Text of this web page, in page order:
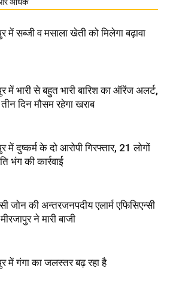
में सब्जी व मसाला खेती को मिलेगा बढ़ावा
में भारी से बहुत भारी बारिश का ऑरेंज अलर्ट,
दिन मौसम रहेगा खराब
में दुष्कर्म के दो आरोपी गिरफ्तार, 21 लोगों
भंग की कार्रवाई
जोन की अन्तरजनपदीय एलार्म एफिसिएन्सी
ने मारी बाजी
में गंगा का जलस्तर बढ़ रहा है